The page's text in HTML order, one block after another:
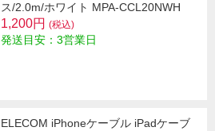
ス/2.0m/ホワイト MPA-CCL20NWH
1,200円 (税込)
発送目安：3営業日
ELECOM iPhoneケーブル iPadケーブ